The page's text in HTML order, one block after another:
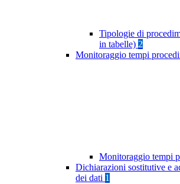
Tipologie di
in tabelle) 2
Monitoraggio tempi
Monitoraggio tempi
Dichiarazioni sostitutive e
dei dati 1